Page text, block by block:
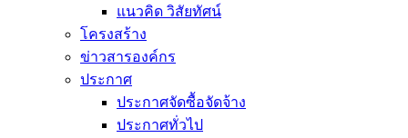
แนวคิด วิสัยทัศน์
โครงสร้าง
ข่าวสารองค์กร
ประกาศ
ประกาศจัดซื้อจัดจ้าง
ประกาศทั่วไป